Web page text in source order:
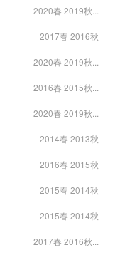
2020春 2019秋...
2017春 2016秋
2020春 2019秋...
2016春 2015秋...
2020春 2019秋...
2014春 2013秋
2016春 2015秋
2015春 2014秋
2015春 2014秋
2017春 2016秋...